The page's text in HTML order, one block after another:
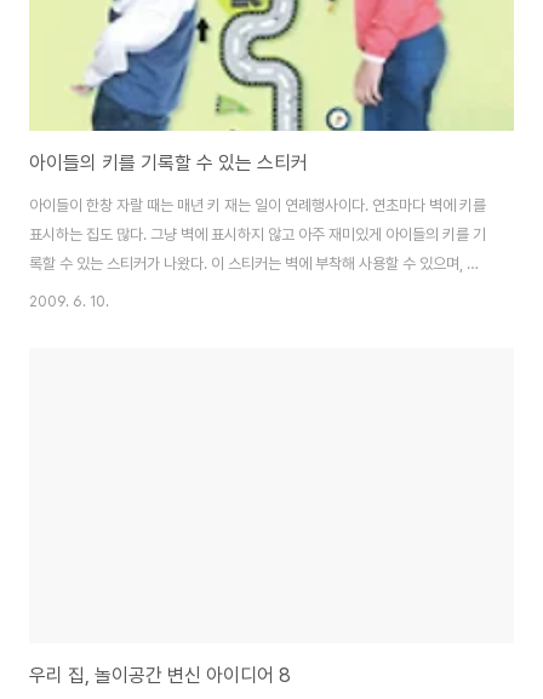
아이들의 키를 기록할 수 있는 스티커
아이들이 한창 자랄 때는 매년 키 재는 일이 연례행사이다. 연초마다 벽에 키를
표시하는 집도 많다. 그냥 벽에 표시하지 않고 아주 재미있게 아이들의 키를 기
록할 수 있는 스티커가 나왔다. 이 스티커는 벽에 부착해 사용할 수 있으며, 필
요할 때는 아무런 흔적도 남기지 않고 떼어낼 수도 있다. 스티커는 동물, 인어,
2009. 6. 10.
우리 집, 놀이공간 변신 아이디어 8